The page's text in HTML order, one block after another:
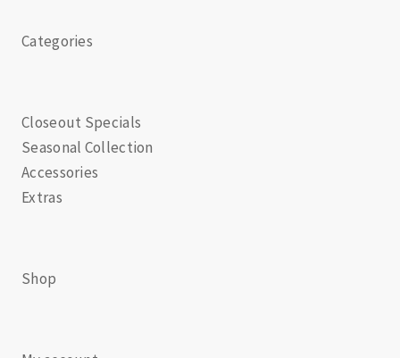
Categories
Closeout Specials
Seasonal Collection
Accessories
Extras
Shop